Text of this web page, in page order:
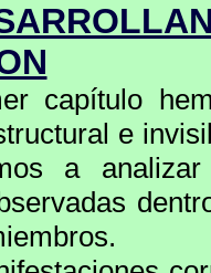
capítulo
e
a